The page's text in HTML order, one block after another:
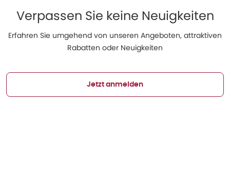
Verpassen Sie keine Neuigkeiten
Erfahren Sie umgehend von unseren Angeboten, attraktiven
Rabatten oder Neuigkeiten
Jetzt anmelden